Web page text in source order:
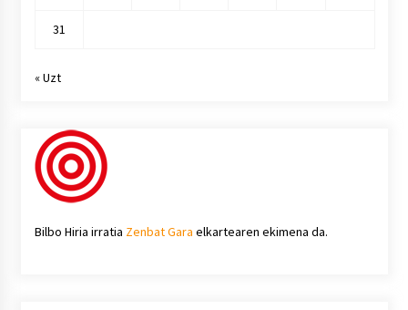
31
« Uzt
Bilbo Hiria irratia Zenbat Gara elkartearen ekimena da.